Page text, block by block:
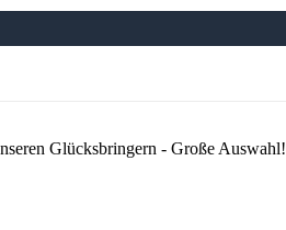
Glücksbringern - Große Auswahl!